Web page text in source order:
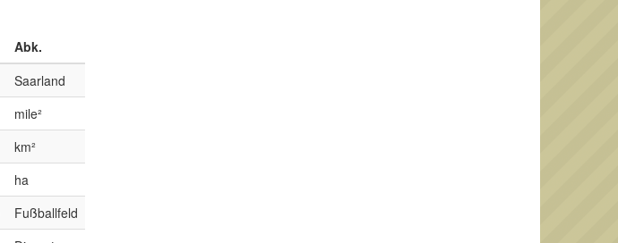
Abk.
Saarland
mile²
km²
ha
Fußballfeld